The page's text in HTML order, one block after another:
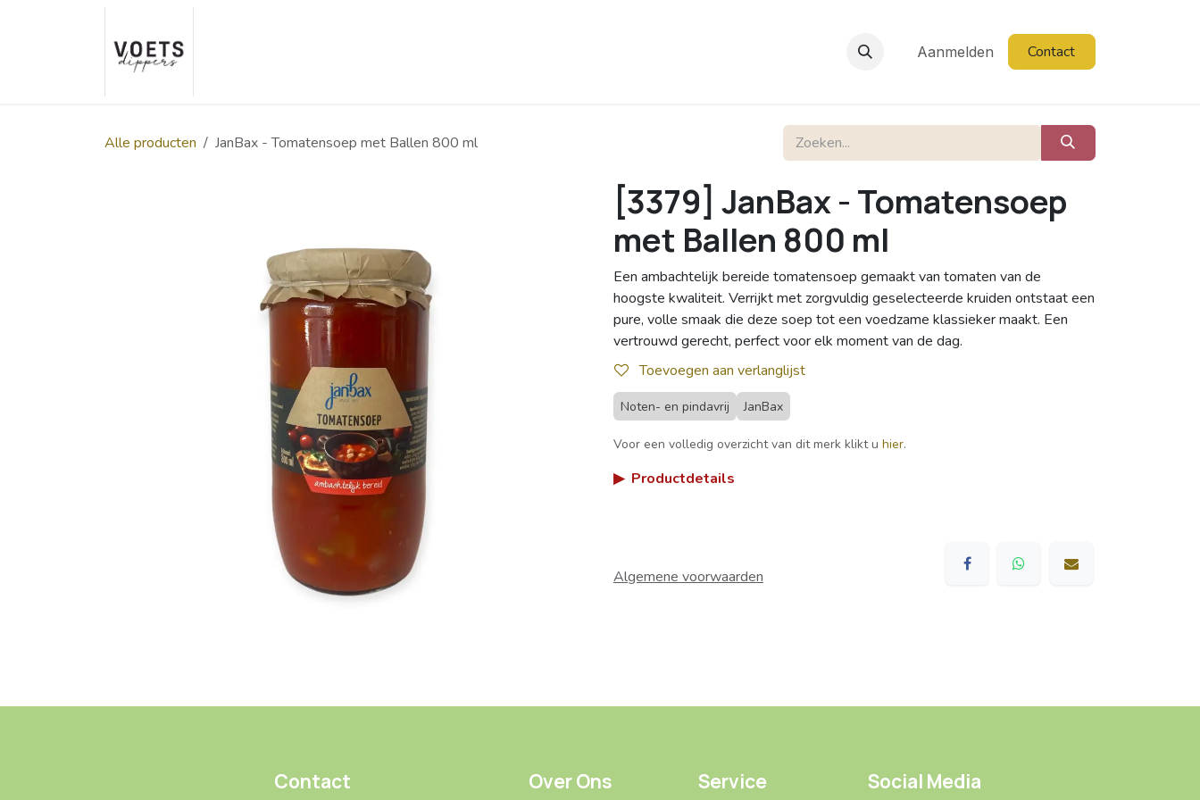
Overslaan naar inhoud
Aanmelden Contact
Alle producten JanBax - Tomatensoep met Ballen 800 ml
[3379] JanBax - Tomatensoep
met Ballen 800 ml
Een ambachtelijk bereide tomatensoep gemaakt van tomaten van de
hoogste kwaliteit. Verrijkt met zorgvuldig geselecteerde kruiden ontstaat een
pure, volle smaak die deze soep tot een voedzame klassieker maakt. Een
vertrouwd gerecht, perfect voor elk moment van de dag.
Toevoegen aan verlanglijst
Noten- en pindavrij JanBax
Voor een volledig overzicht van dit merk klikt u hier.
▶ Productdetails
Algemene voorwaarden
Contact Over Ons Service Social Media